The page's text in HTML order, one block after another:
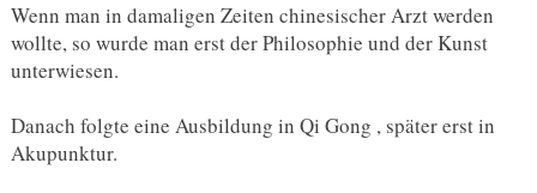
Wenn man in damaligen Zeiten chinesischer Arzt werden
wollte, so wurde man erst der Philosophie und der Kunst
unterwiesen.
Danach folgte eine Ausbildung in Qi Gong , später erst in
Akupunktur.